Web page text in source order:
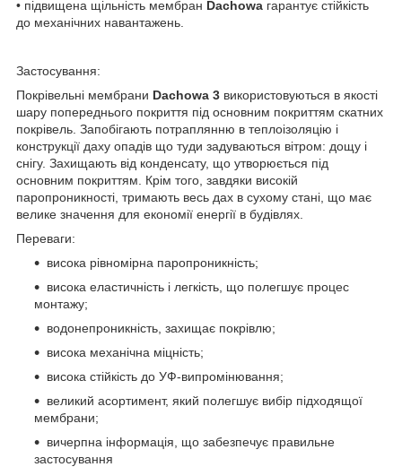
• підвищена щільність мембран Dachowa гарантує стійкість
до механічних навантажень.
Застосування:
Покрівельні мембрани Dachowa 3 використовуються в якості
шару попереднього покриття під основним покриттям скатних
покрівель. Запобігають потраплянню в теплоізоляцію і
конструкції даху опадів що туди задуваються вітром: дощу і
снігу. Захищають від конденсату, що утворюється під
основним покриттям. Крім того, завдяки високій
паропроникності, тримають весь дах в сухому стані, що має
велике значення для економії енергії в будівлях.
Переваги:
висока рівномірна паропроникність;
висока еластичність і легкість, що полегшує процес
монтажу;
водонепроникність, захищає покрівлю;
висока механічна міцність;
висока стійкість до УФ-випромінювання;
великий асортимент, який полегшує вибір підходящої
мембрани;
вичерпна інформація, що забезпечує правильне
застосування